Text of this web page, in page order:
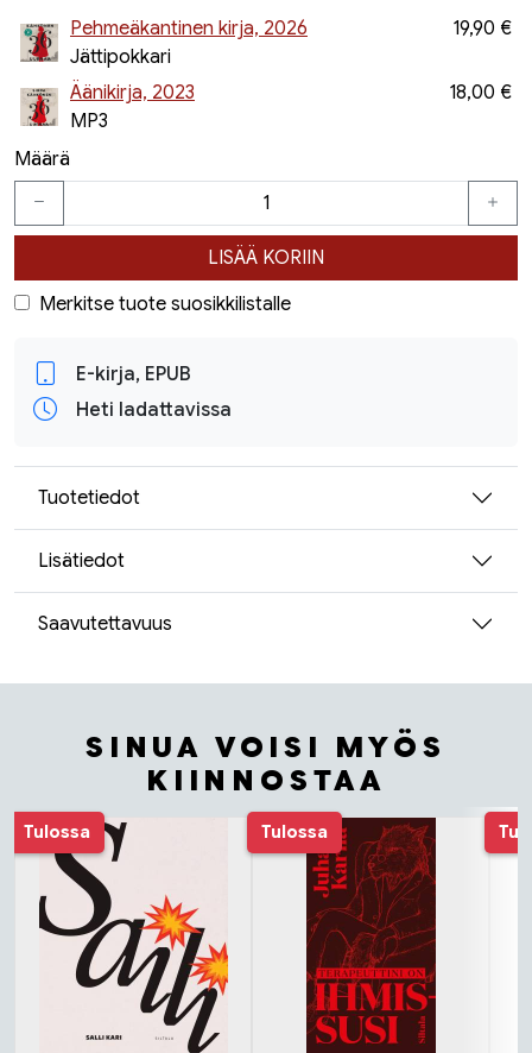
Pehmeäkantinen kirja, 2026
Jättipokkari
19,90 €
Äänikirja, 2023
MP3
18,00 €
Määrä
LISÄÄ KORIIN
Merkitse tuote suosikkilistalle
E-kirja, EPUB
Heti ladattavissa
Tuotetiedot
Lisätiedot
Saavutettavuus
SINUA VOISI MYÖS
KIINNOSTAA
Tuoteluettelon alku
Tulossa Tulossa